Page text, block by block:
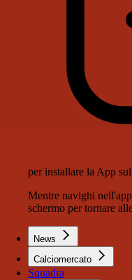
per installare la App
Mentre navighi
schermo per tornare
News
Calciomercato
Squadra